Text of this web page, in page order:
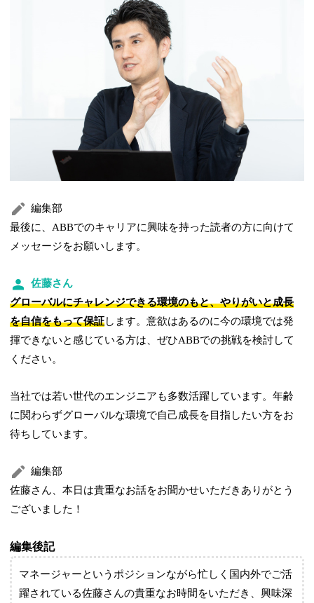
編集部
最後に、ABBでのキャリアに興味を持った読者の方に向けて
メッセージをお願いします。
佐藤さん
グローバルにチャレンジできる環境のもと、やりがいと成長
を自信をもって保証します。意欲はあるのに今の環境では発
揮できないと感じている方は、ぜひABBでの挑戦を検討して
ください。
当社では若い世代のエンジニアも多数活躍しています。年齢
に関わらずグローバルな環境で自己成長を目指したい方をお
待ちしています。
編集部
佐藤さん、本日は貴重なお話をお聞かせいただきありがとう
ございました！
編集後記
マネージャーというポジションながら忙しく国内外でご活
躍されている佐藤さんの貴重なお時間をいただき、興味深